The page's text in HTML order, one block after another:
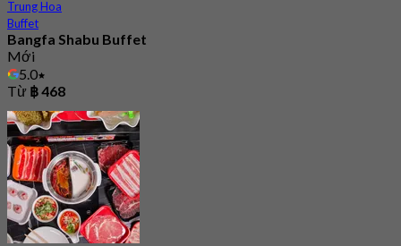
Trung Hoa
Buffet
Bangfa Shabu Buffet
Mới
5.0
Từ ฿ 468